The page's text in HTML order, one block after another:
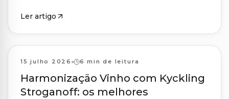
Ler artigo
Harmonizações
15 julho 2026 6 min de leitura
Harmonização Vinho com Kyckling
Stroganoff: os melhores